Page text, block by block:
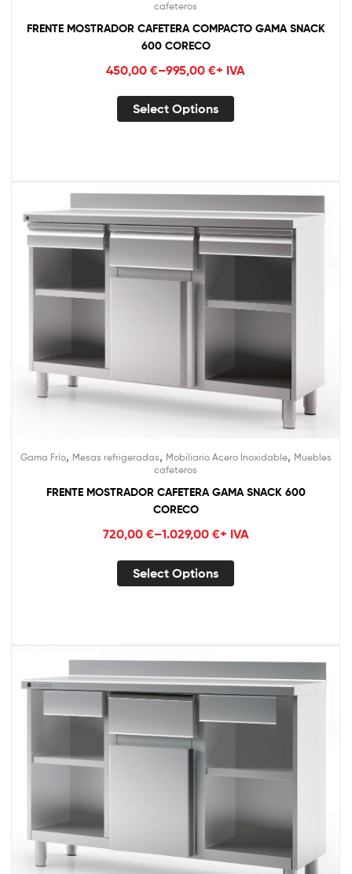
cafeteros
FRENTE MOSTRADOR CAFETERA COMPACTO GAMA SNACK
600 CORECO
450,00 €–995,00 €+ IVA
Select Options
Gama Frío, Mesas refrigeradas, Mobiliario Acero Inoxidable, Muebles
cafeteros
FRENTE MOSTRADOR CAFETERA GAMA SNACK 600
CORECO
720,00 €–1.029,00 €+ IVA
Select Options